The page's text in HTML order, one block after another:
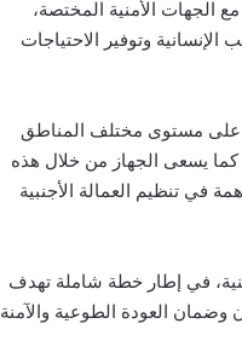
الجهات الأمنية المختصة،
وتوفير الاحتياجات
على مستوى مختلف المناطق
كما يسعى الجهاز من خلال هذه
في تنظيم العمالة الأجنبية
في إطار خطة شاملة تهدف
وضمان العودة الطوعية والآمنة